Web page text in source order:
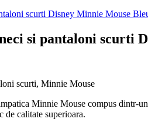
si pantaloni scurti
scurti, Minnie Mouse
Minnie Mouse compus dintr-
de calitate superioara.